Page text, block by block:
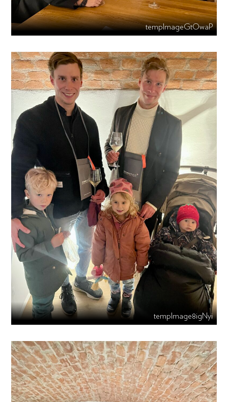
tempImageGtOwaP
tempImage8igNyi